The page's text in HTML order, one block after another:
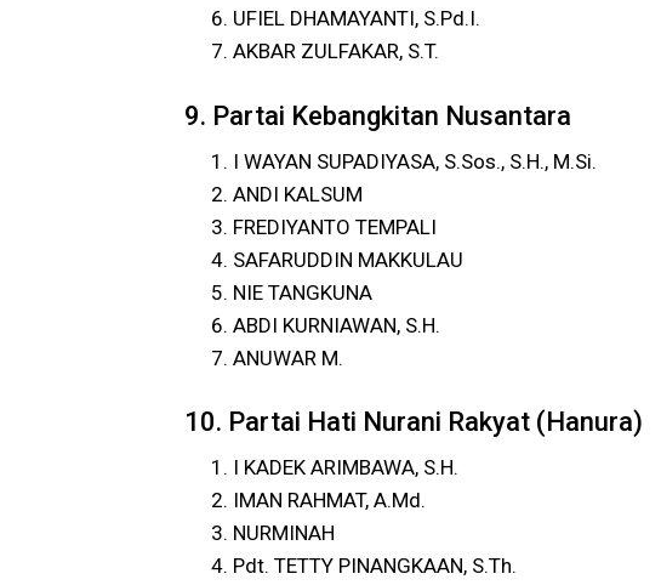
UFIEL DHAMAYANTI, S.Pd.I.
AKBAR ZULFAKAR, S.T.
9. Partai Kebangkitan Nusantara
I WAYAN SUPADIYASA, S.Sos., S.H., M.Si.
ANDI KALSUM
FREDIYANTO TEMPALI
SAFARUDDIN MAKKULAU
NIE TANGKUNA
ABDI KURNIAWAN, S.H.
ANUWAR M.
10. Partai Hati Nurani Rakyat (Hanura)
I KADEK ARIMBAWA, S.H.
IMAN RAHMAT, A.Md.
NURMINAH
Pdt. TETTY PINANGKAAN, S.Th.